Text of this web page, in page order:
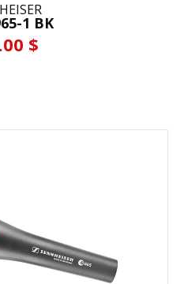
1 BK
$